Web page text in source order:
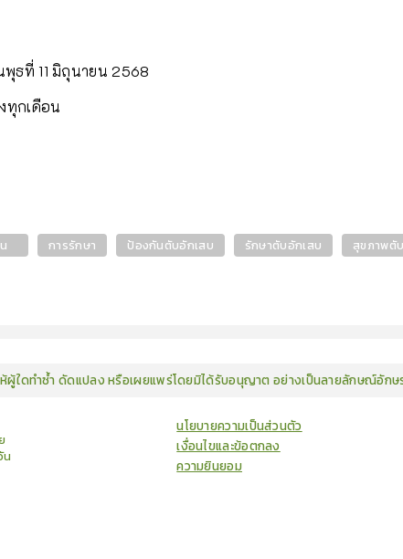
ธที่ 11 มิถุนายน 2568
ทุกเดือน
การรักษา ป้องกันตับอักเสบ รักษาตับอักเสบ สุขภาพตับ
ผู้ใดทำซ้ำ ดัดแปลง หรือเผยแพร่โดยมิได้รับอนุญาต อย่างเป็นลายลักษณ์อัก
น
นโยบายความเป็นส่วนตัว
เงื่อนไขและข้อตกลง
ความยินยอม